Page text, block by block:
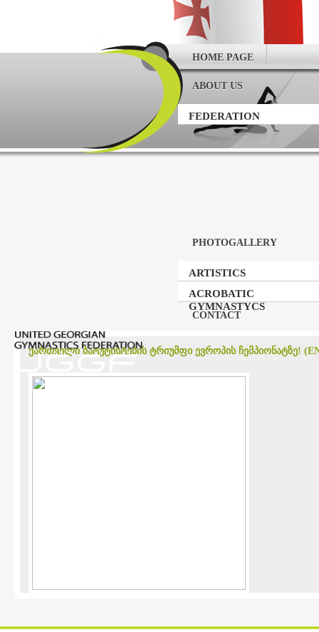
HOME PAGE
ABOUT US
FEDERATION
PHOTOGALLERY
ARTISTICS
ACROBATIC
GYMNASTYCS
CONTACT
ᲥᲐᲠᲗᲕᲔᲚᲘ ᲑᲐᲢᲣᲢᲘᲡᲢᲔᲑᲘᲡ ᲢᲠᲘᲣᲛᲤᲘ ᲔᲕᲠᲝᲞᲘᲡ ᲩᲔᲛᲞᲘᲝᲜᲐᲢᲖᲔ!